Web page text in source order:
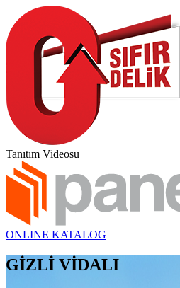
Tanıtım Videosu
ONLINE KATALOG
GİZLİ VİDALI